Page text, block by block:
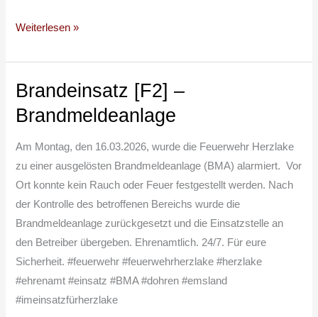
Weiterlesen »
Brandeinsatz [F2] –
Brandmeldeanlage
Am Montag, den 16.03.2026, wurde die Feuerwehr Herzlake
zu einer ausgelösten Brandmeldeanlage (BMA) alarmiert. Vor
Ort konnte kein Rauch oder Feuer festgestellt werden. Nach
der Kontrolle des betroffenen Bereichs wurde die
Brandmeldeanlage zurückgesetzt und die Einsatzstelle an
den Betreiber übergeben. Ehrenamtlich. 24/7. Für eure
Sicherheit. #feuerwehr #feuerwehrherzlake #herzlake
#ehrenamt #einsatz #BMA #dohren #emsland
#imeinsatzfürherzlake
Brandeinsatz
–
Brandmeldeanlage